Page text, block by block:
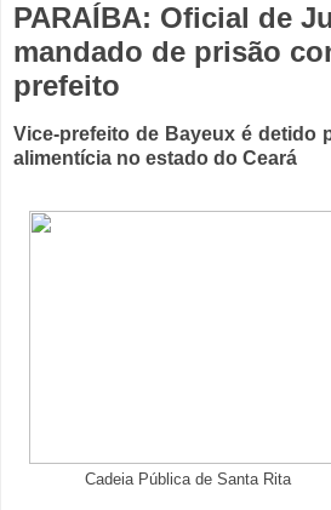
PARAÍBA: Oficial de
mandado de prisão
prefeito
Vice-prefeito de Bayeux é detido
alimentícia no estado do Ceará
Cadeia Pública de Santa Rita